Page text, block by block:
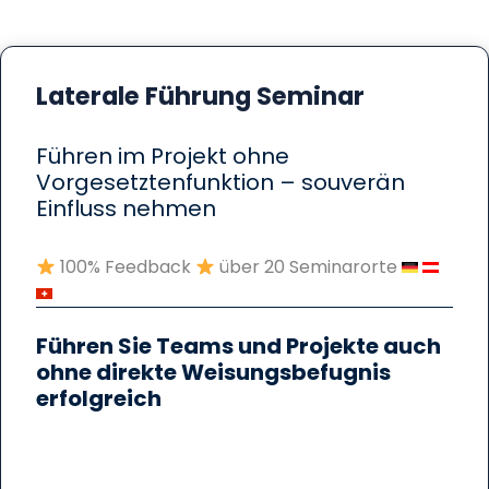
Laterale Führung Seminar
Führen im Projekt ohne
Vorgesetztenfunktion – souverän
Einfluss nehmen
100% Feedback über 20 Seminarorte
Führen Sie Teams und Projekte auch
ohne direkte Weisungsbefugnis
erfolgreich